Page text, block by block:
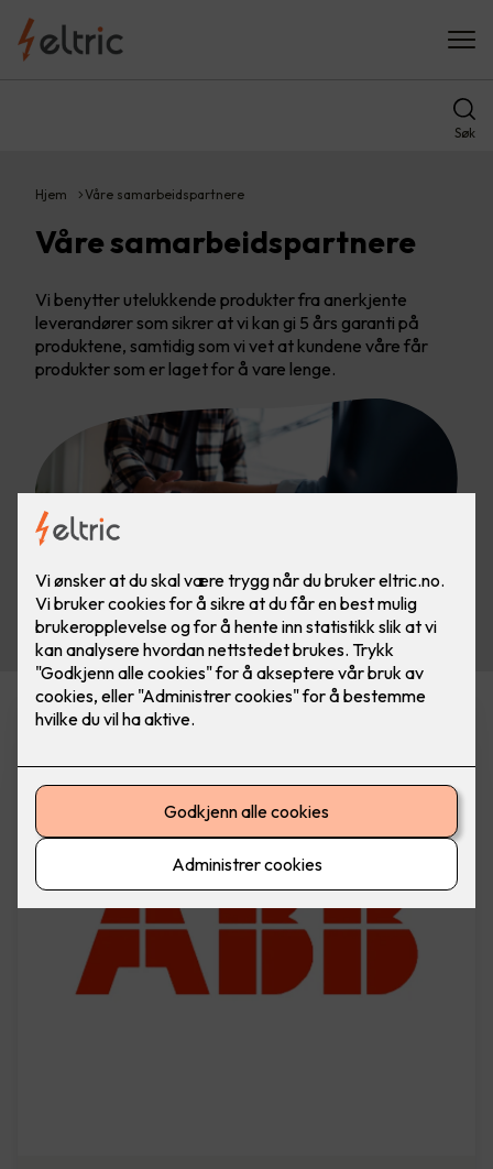
Søk
Hjem Våre samarbeidspartnere
Våre samarbeidspartnere
Vi benytter utelukkende produkter fra anerkjente
leverandører som sikrer at vi kan gi 5 års garanti på
produktene, samtidig som vi vet at kundene våre får
produkter som er laget for å vare lenge.